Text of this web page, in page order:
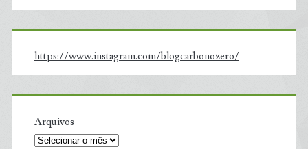
https://www.instagram.com/blogcarbonozero/
Arquivos